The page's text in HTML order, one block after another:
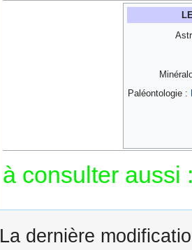
Paléontologie :
à consulter aussi
La dernière